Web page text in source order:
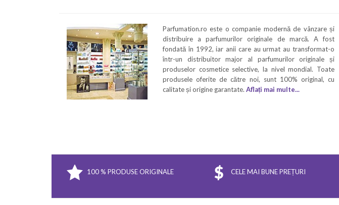
Parfumation.ro este o companie modernă de vânzare și
distribuire a parfumurilor originale de marcă. A fost
fondată în 1992, iar anii care au urmat au transformat-o
într-un distribuitor major al parfumurilor originale și
produselor cosmetice selective, la nivel mondial. Toate
produsele oferite de către noi, sunt 100% original, cu
calitate și origine garantate. Aflați mai multe...
100 % PRODUSE ORIGINALE CELE MAI BUNE PREȚURI